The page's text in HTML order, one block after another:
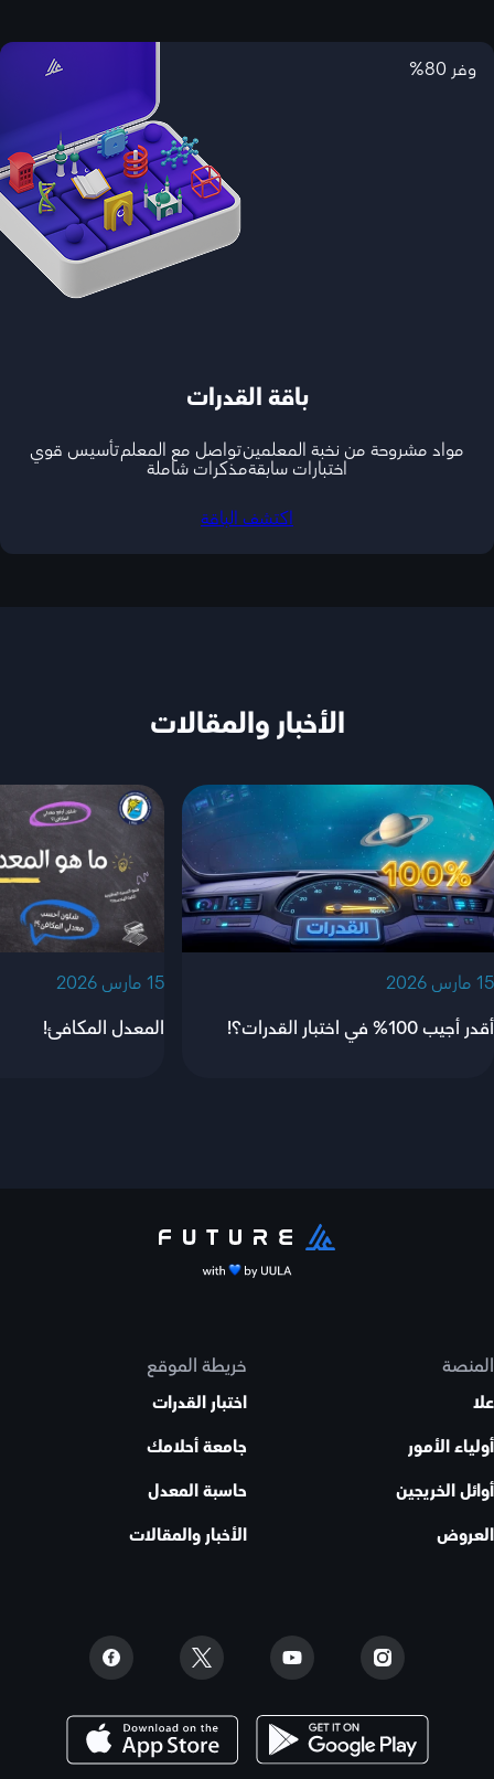
وفر 80%
باقة القدرات
مواد مشروحة من نخبة المعلمينتواصل مع المعلمتأسيس قوي
اختبارات سابقةمذكرات شاملة
اكتشف الباقة
الأخبار والمقالات
‫15 مارس 2026‬
أقدر أجيب 100% في اختبار القدرات؟!
‫15 مارس 2026‬
المعدل المكافئ!
المنصة
علا
أولياء الأمور
أوائل الخريجين
العروض
خريطة الموقع
اختبار القدرات
جامعة أحلامك
حاسبة المعدل
الأخبار والمقالات